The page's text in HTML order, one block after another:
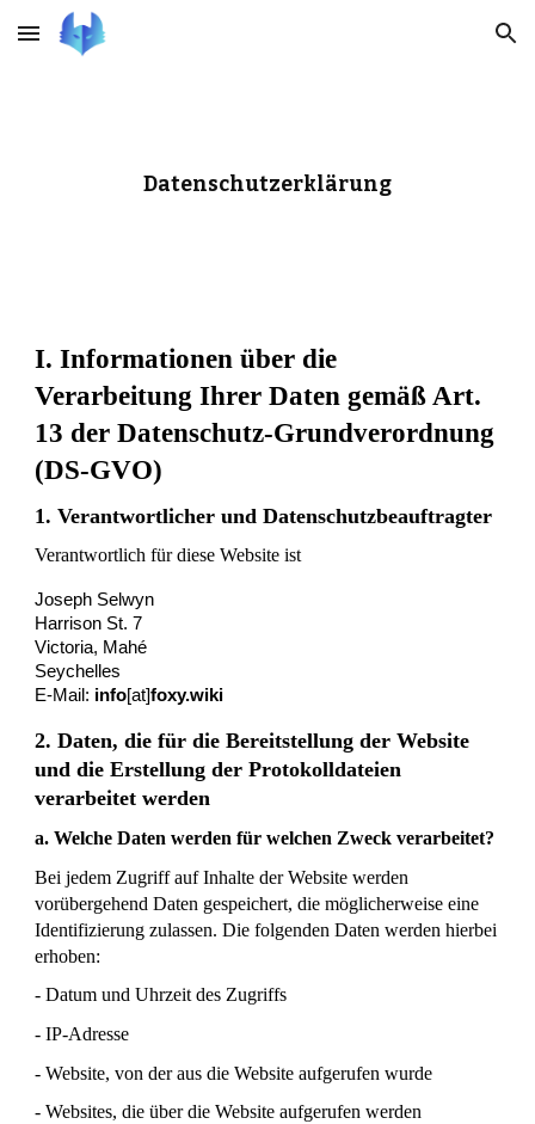
Skip to main content Skip to navigation
Datenschutzerklärung
I. Informationen über die
Verarbeitung Ihrer Daten gemäß Art.
13 der Datenschutz-Grundverordnung
(DS-GVO)
1. Verantwortlicher und Datenschutzbeauftragter
Verantwortlich für diese Website ist
Joseph Selwyn
Harrison St. 7
Victoria, Mahé
Seychelles
E-Mail: info[at]foxy.wiki
2. Daten, die für die Bereitstellung der Website
und die Erstellung der Protokolldateien
verarbeitet werden
a. Welche Daten werden für welchen Zweck verarbeitet?
Bei jedem Zugriff auf Inhalte der Website werden
vorübergehend Daten gespeichert, die möglicherweise eine
Identifizierung zulassen. Die folgenden Daten werden hierbei
erhoben:
- Datum und Uhrzeit des Zugriffs
- IP-Adresse
- Website, von der aus die Website aufgerufen wurde
- Websites, die über die Website aufgerufen werden